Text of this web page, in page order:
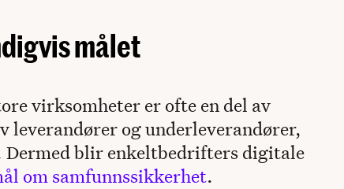
målet
virksomheter er ofte en del av
leverandører og underleverandører,
Dermed blir enkeltbedrifters digitale
om samfunnssikkerhet.